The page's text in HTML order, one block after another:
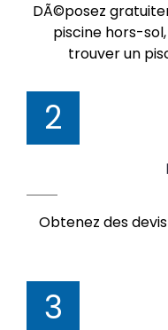
DÃ©posez
piscine hors-
trouver un
2
Obtenez des
3